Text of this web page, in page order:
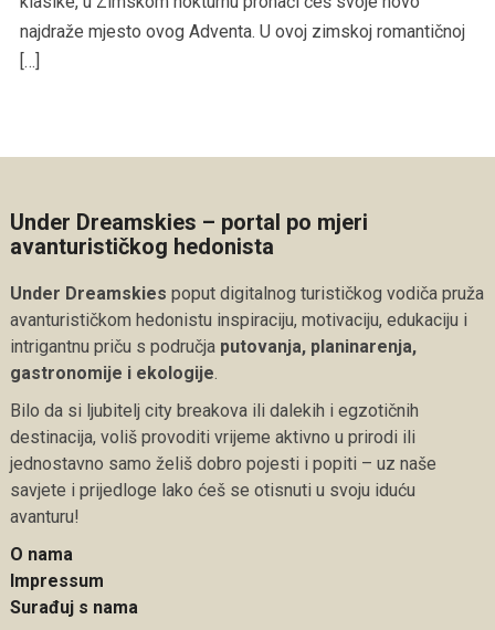
najdraže mjesto ovog Adventa. U ovoj zimskoj romantičnoj
[…]
Under Dreamskies – portal po mjeri
avanturističkog hedonista
Under Dreamskies poput digitalnog turističkog vodiča pruža
avanturističkom hedonistu inspiraciju, motivaciju, edukaciju i
intrigantnu priču s područja putovanja, planinarenja,
gastronomije i ekologije.
Bilo da si ljubitelj city breakova ili dalekih i egzotičnih
destinacija, voliš provoditi vrijeme aktivno u prirodi ili
jednostavno samo želiš dobro pojesti i popiti – uz naše
savjete i prijedloge lako ćeš se otisnuti u svoju iduću
avanturu!
O nama
Impressum
Surađuj s nama